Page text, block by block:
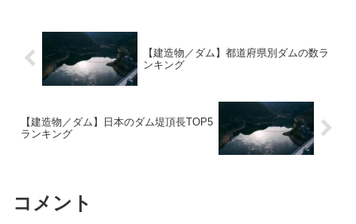
【建造物／ダム】都道府県別ダムの数ラ
ンキング
【建造物／ダム】日本のダム堤頂長TOP5
ランキング
コメント